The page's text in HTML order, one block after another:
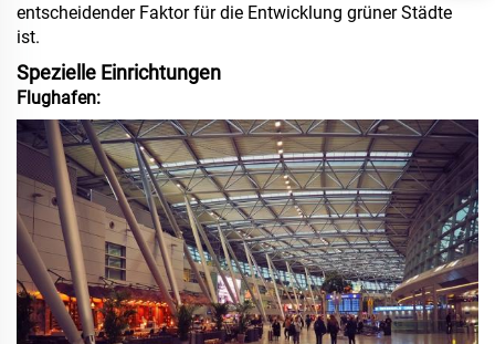
entscheidender Faktor für die Entwicklung grüner Städte
ist.
Spezielle Einrichtungen
Flughafen: